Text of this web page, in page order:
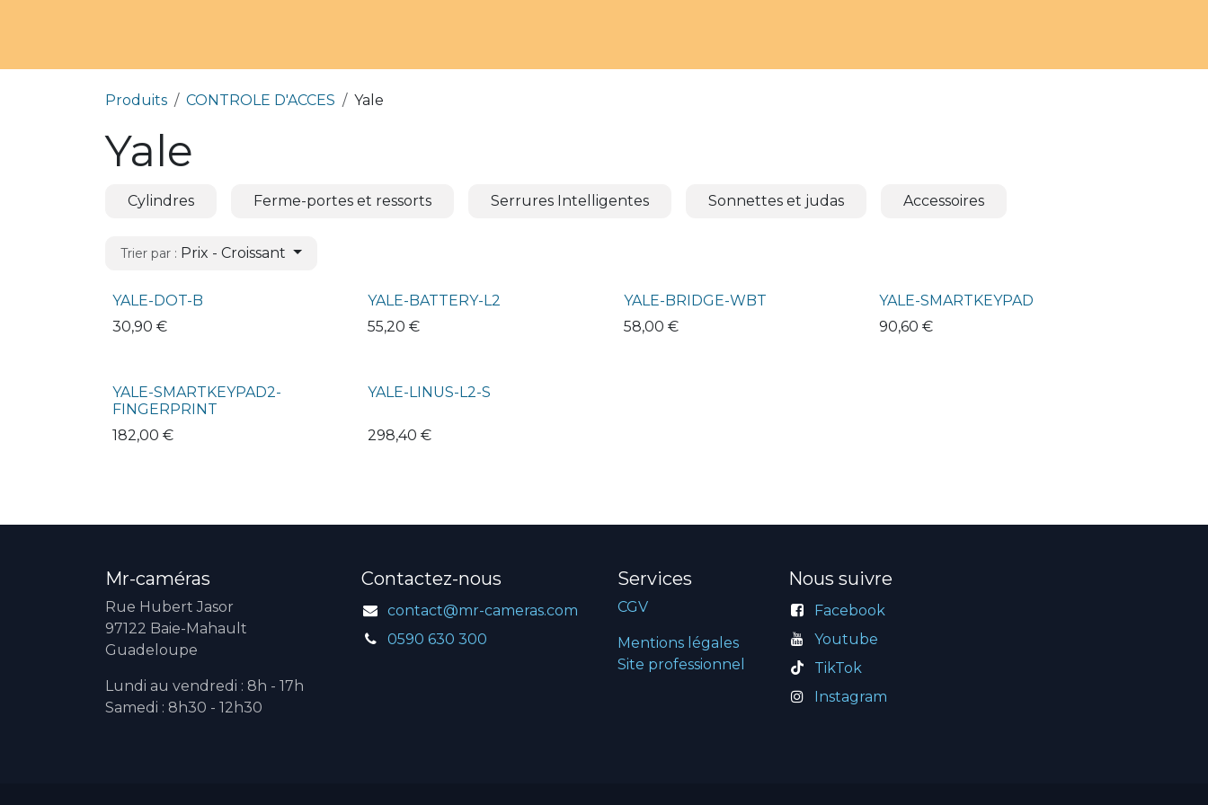
Produits CONTROLE D'ACCES Yale
Yale
Cylindres Ferme-portes et ressorts Serrures Intelligentes Sonnettes et judas Accessoires
Trier par : Prix - Croissant
YALE-DOT-B
30,90 €
YALE-BATTERY-L2
55,20 €
YALE-BRIDGE-WBT
58,00 €
YALE-SMARTKEYPAD
90,60 €
YALE-SMARTKEYPAD2-
FINGERPRINT
182,00 €
YALE-LINUS-L2-S
298,40 €
Mr-caméras
Rue Hubert Jasor
97122 Baie-Mahault
Guadeloupe
Lundi au vendredi : 8h - 17h
Samedi : 8h30 - 12h30
Contactez-nous
contact@mr-cameras.com
0590 630 300
Services
CGV
Mentions légales
Site professionnel
Nous suivre
Facebook
Youtube
TikTok
Instagram